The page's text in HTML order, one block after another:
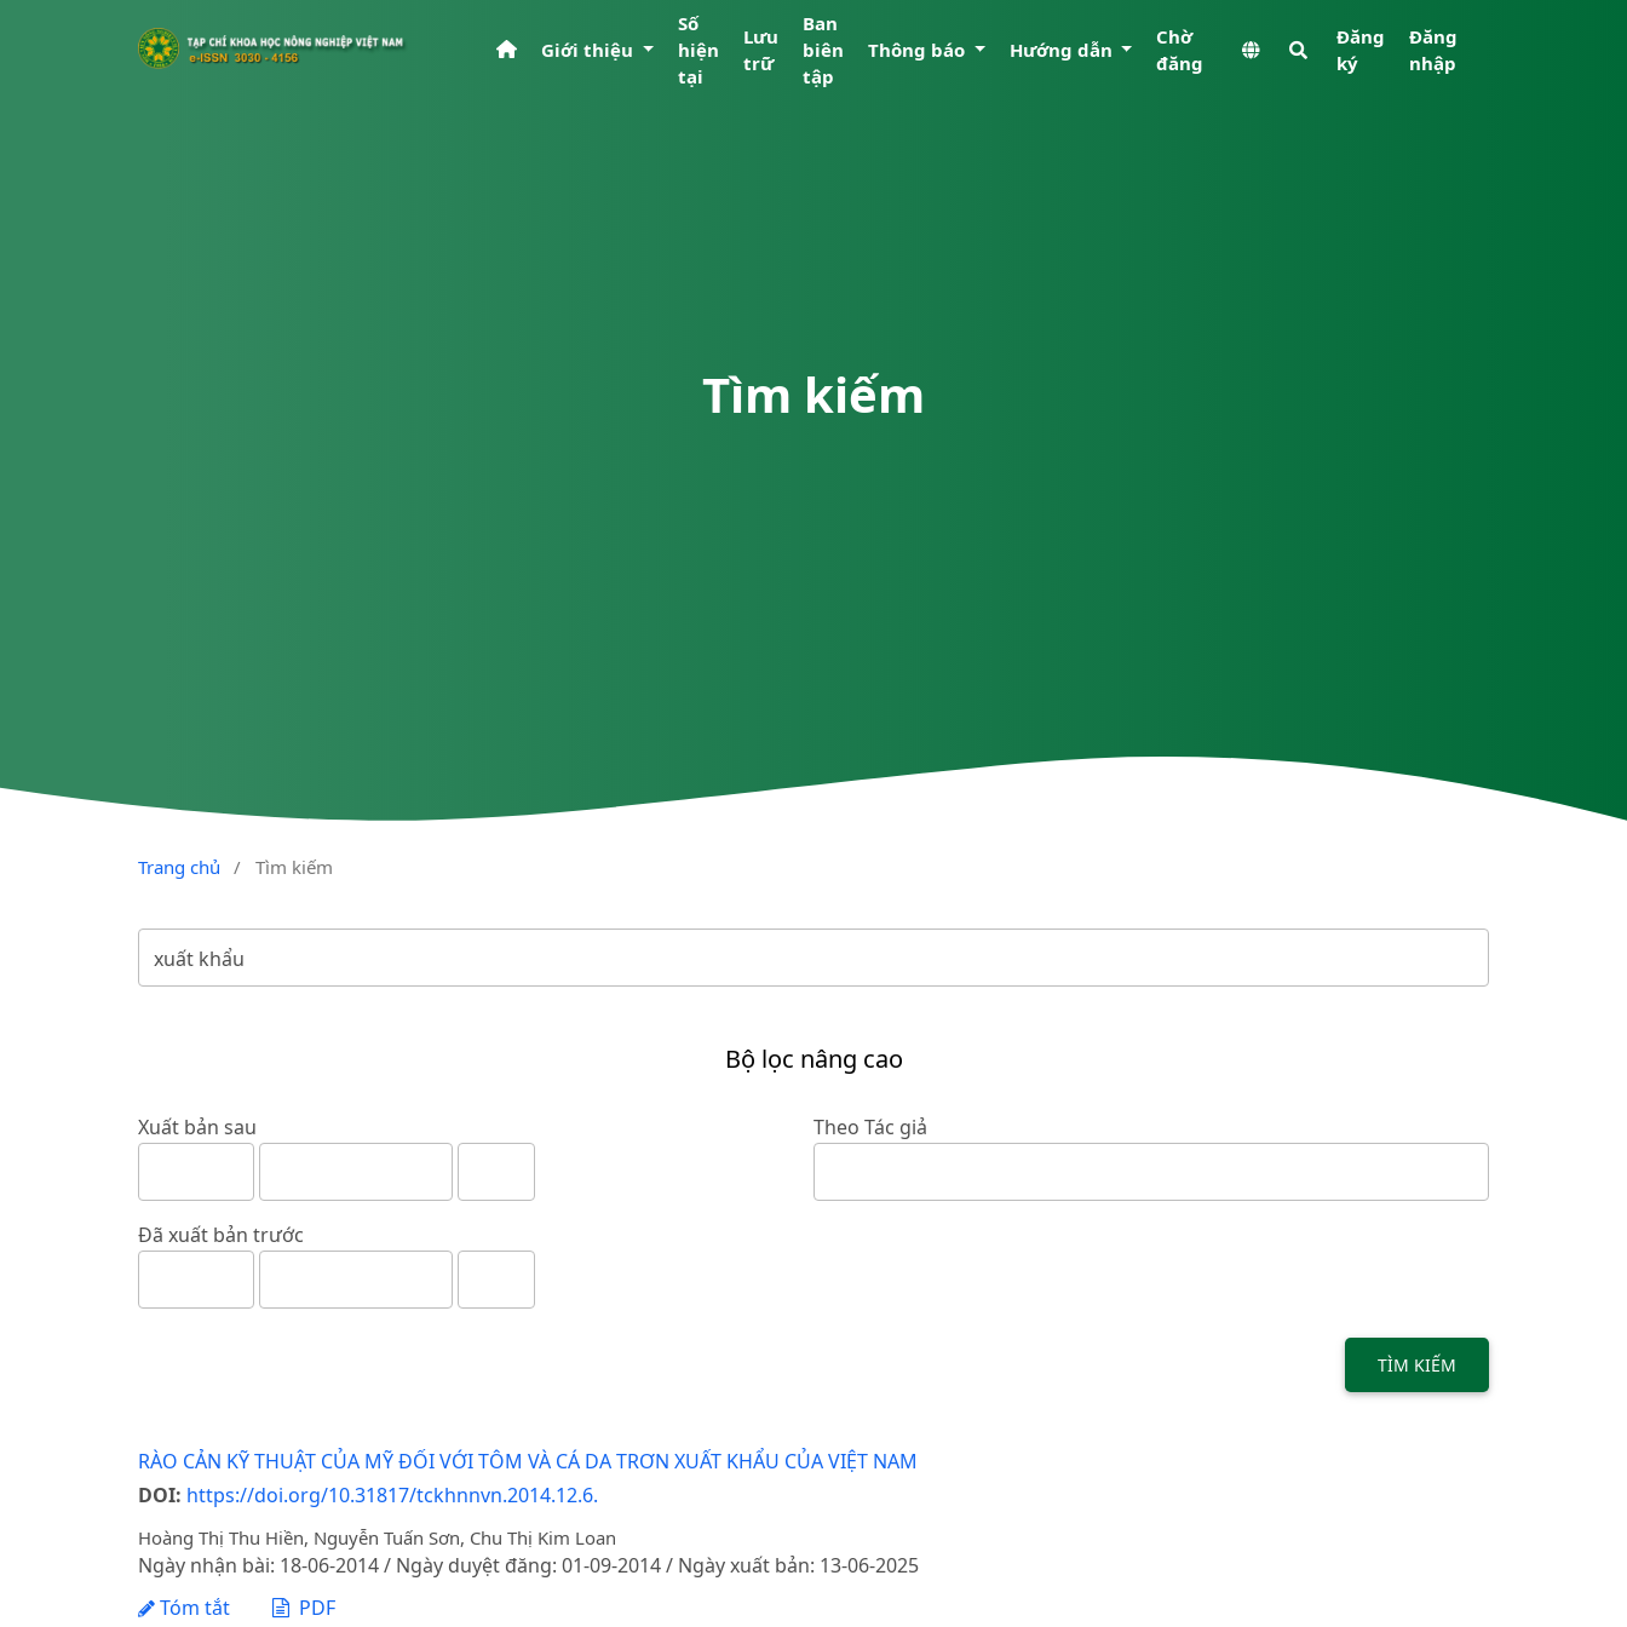
Giới thiệu
Số
hiện
tại
Lưu
trữ
Ban
biên
tập
Thông báo Hướng dẫn
Chờ
đăng
Đăng
ký
Đăng
nhập
Tìm kiếm
Trang chủ / Tìm kiếm
Bộ lọc nâng cao
Xuất bản sau
Đã xuất bản trước
Theo Tác giả
TÌM KIẾM
RÀO CẢN KỸ THUẬT CỦA MỸ ĐỐI VỚI TÔM VÀ CÁ DA TRƠN XUẤT KHẨU CỦA VIỆT NAM
DOI: https://doi.org/10.31817/tckhnnvn.2014.12.6.
Hoàng Thị Thu Hiền, Nguyễn Tuấn Sơn, Chu Thị Kim Loan
Ngày nhận bài: 18-06-2014 / Ngày duyệt đăng: 01-09-2014 / Ngày xuất bản: 13-06-2025
Tóm tắt
PDF